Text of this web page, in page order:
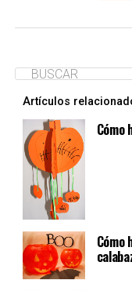
Artículos
Cómo
Cómo